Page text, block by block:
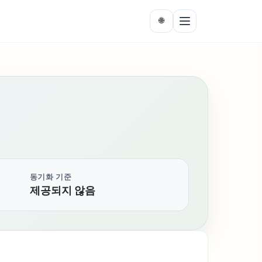
🌐
동기화 기준
제공되지 않음